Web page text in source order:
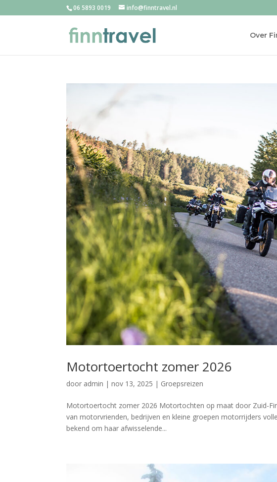
06 5893 0019 info@finntravel.nl
Over
Motortoertocht zomer 2026
door admin |nov 13, 2025 | Groepsreizen
Motortoertocht zomer 2026 Motortochten op maat door Zuid-
van motorvrienden, bedrijven en kleine groepen motorrijders
bekend om haar afwisselende...